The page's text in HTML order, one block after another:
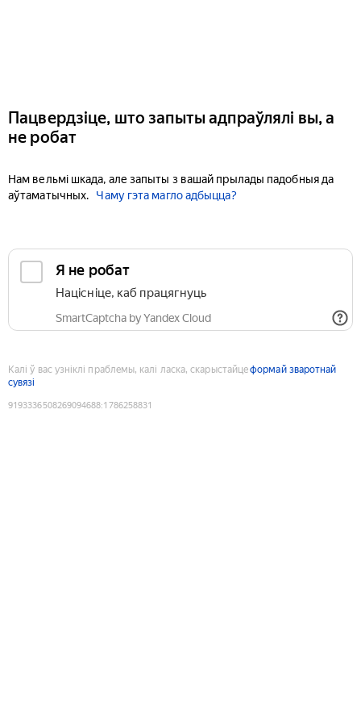
Пацвердзіце, што запыты адпраўлялі вы, а
не робат
Нам вельмі шкада, але запыты з вашай прылады падобныя да
аўтаматычных.
Чаму гэта магло адбыцца?
Я не робат
Націсніце, каб працягнуць
SmartCaptcha by Yandex Cloud
Калі ў вас узніклі праблемы, калі ласка, скарыстайцеформай зваротнай
сувязі
9193336508269094688:1786258831